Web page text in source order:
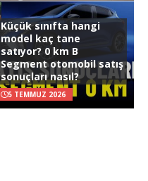
Küçük sınıfta hangi
model kaç tane
satıyor? 0 km B
Segment otomobil satış
sonuçları nasıl?
5 TEMMUZ 2026